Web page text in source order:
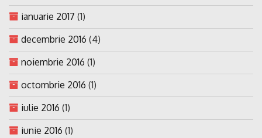
ianuarie 2017 (1)
decembrie 2016 (4)
noiembrie 2016 (1)
octombrie 2016 (1)
iulie 2016 (1)
iunie 2016 (1)